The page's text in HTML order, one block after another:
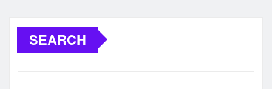
SEARCH